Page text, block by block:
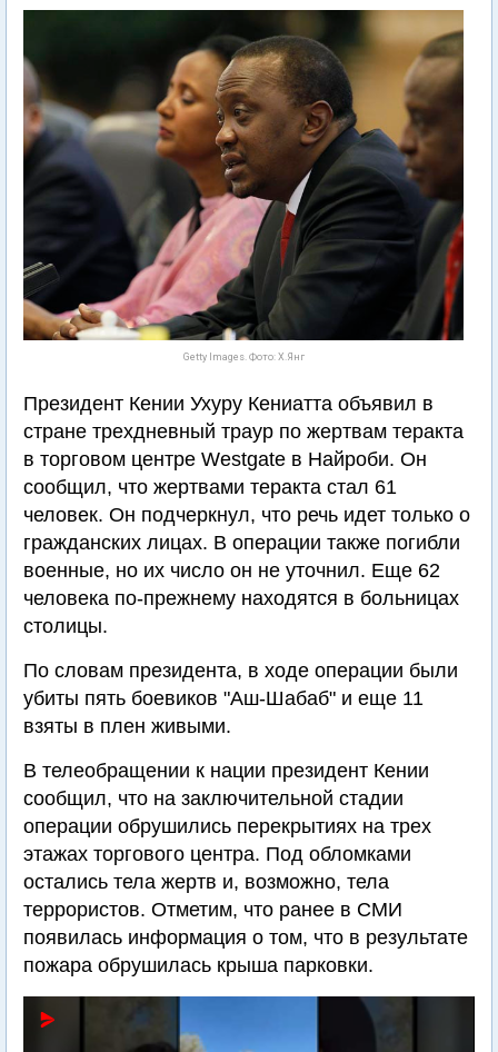
Getty Images. Фото: Х.Янг
Президент Кении Ухуру Кениатта объявил в
стране трехдневный траур по жертвам теракта
в торговом центре Westgate в Найроби. Он
сообщил, что жертвами теракта стал 61
человек. Он подчеркнул, что речь идет только о
гражданских лицах. В операции также погибли
военные, но их число он не уточнил. Еще 62
человека по-прежнему находятся в больницах
столицы.
По словам президента, в ходе операции были
убиты пять боевиков "Аш-Шабаб" и еще 11
взяты в плен живыми.
В телеобращении к нации президент Кении
сообщил, что на заключительной стадии
операции обрушились перекрытиях на трех
этажах торгового центра. Под обломками
остались тела жертв и, возможно, тела
террористов. Отметим, что ранее в СМИ
появилась информация о том, что в результате
пожара обрушилась крыша парковки.